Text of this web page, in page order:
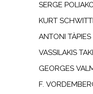
SERGE
KURT
ANTONI TÀPIES
VASSILAKIS
GEORGES
F.